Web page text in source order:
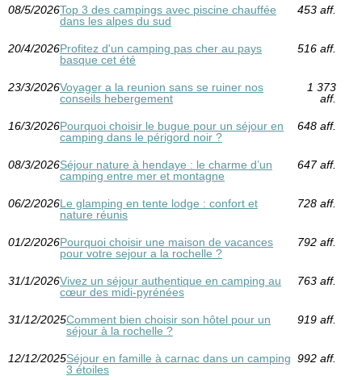
08/5/2026Top 3 des campings avec piscine chauffée
dans les alpes du sud
453 aff.
20/4/2026Profitez d'un camping pas cher au pays
basque cet été
516 aff.
23/3/2026Voyager a la reunion sans se ruiner nos
conseils hebergement
1 373
aff.
16/3/2026Pourquoi choisir le bugue pour un séjour en
camping dans le périgord noir ?
648 aff.
08/3/2026Séjour nature à hendaye : le charme d’un
camping entre mer et montagne
647 aff.
06/2/2026Le glamping en tente lodge : confort et
nature réunis
728 aff.
01/2/2026Pourquoi choisir une maison de vacances
pour votre sejour a la rochelle ?
792 aff.
31/1/2026Vivez un séjour authentique en camping au
cœur des midi-pyrénées
763 aff.
31/12/2025Comment bien choisir son hôtel pour un
séjour à la rochelle ?
919 aff.
12/12/2025Séjour en famille à carnac dans un camping
3 étoiles
992 aff.